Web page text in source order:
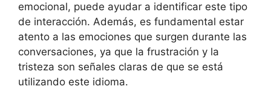
emocional, puede ayudar a identificar este tipo
de interacción. Además, es fundamental estar
atento a las emociones que surgen durante las
conversaciones, ya que la frustración y la
tristeza son señales claras de que se está
utilizando este idioma.